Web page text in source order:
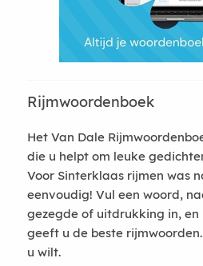
Rijmwoordenboek
Het Van Dale
die u helpt om leuke
Voor Sinterklaas rijmen was
eenvoudig! Vul een woord,
gezegde of uitdrukking in,
geeft u de beste
u wilt.